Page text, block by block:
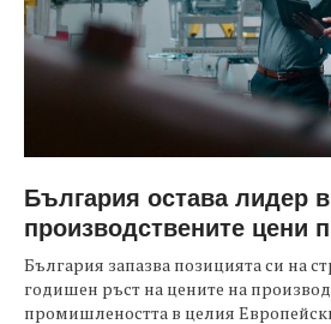
България остава лидер
производствените цени
България запазва позицията си на
годишен ръст на цените на
промишлеността в целия